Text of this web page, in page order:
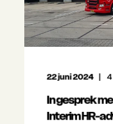
22 juni 2024 4
In gesprek
Interim HR-